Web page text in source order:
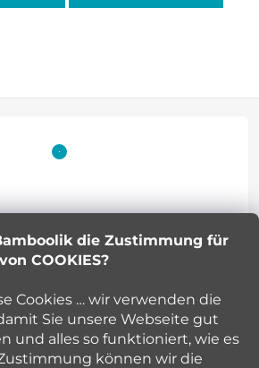
die Zustimmung für
COOKIES?
Cookies … wir verwenden die
Sie unsere Webseite gut
und alles so funktioniert, wie es
können wir die
Petra Kuncova